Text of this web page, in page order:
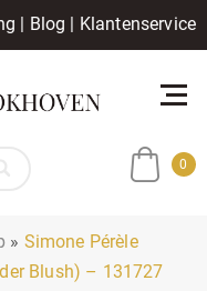
| Blog | Klantenservice
0
» Simone Pérèle
Blush) – 131727